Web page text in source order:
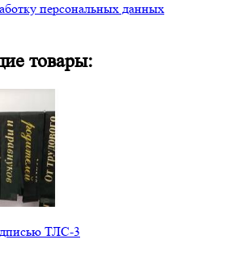
персональных данных
товары:
ТЛС-3